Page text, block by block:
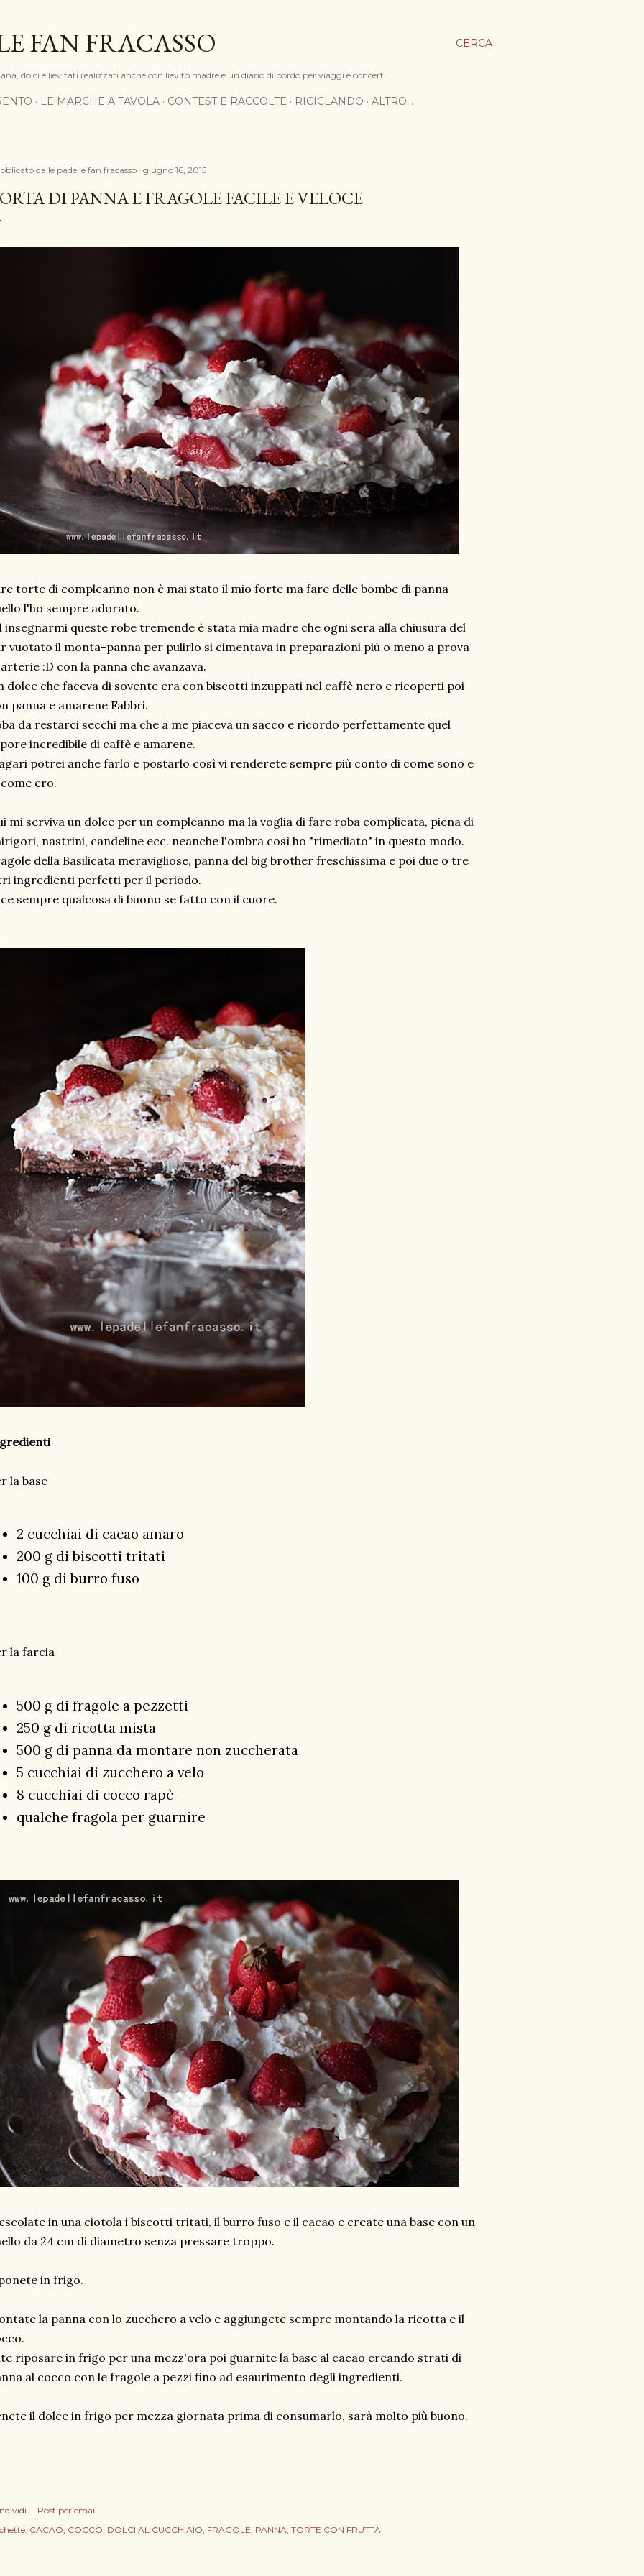
CERCA
FAN FRACASSO
dolci e lievitati realizzati anche con lievito madre e un diario di bordo per viaggi e concerti
LE MARCHE A TAVOLA CONTEST E RACCOLTE RICICLANDO ALTRO…
da le padelle fan fracasso giugno 16, 2015
DI PANNA E FRAGOLE FACILE E VELOCE
torte di compleanno non è mai stato il mio forte ma fare delle bombe di panna
l'ho sempre adorato.
insegnarmi queste robe tremende è stata mia madre che ogni sera alla chiusura del
vuotato il monta-panna per pulirlo si cimentava in preparazioni più o meno a prova
:D con la panna che avanzava.
dolce che faceva di sovente era con biscotti inzuppati nel caffè nero e ricoperti poi
panna e amarene Fabbri.
da restarci secchi ma che a me piaceva un sacco e ricordo perfettamente quel
incredibile di caffè e amarene.
potrei anche farlo e postarlo così vi renderete sempre più conto di come sono e
ero.
mi serviva un dolce per un compleanno ma la voglia di fare roba complicata, piena di
nastrini, candeline ecc. neanche l'ombra così ho "rimediato" in questo modo.
della Basilicata meravigliose, panna del big brother freschissima e poi due o tre
ingredienti perfetti per il periodo.
sempre qualcosa di buono se fatto con il cuore.
la base
2 cucchiai di cacao amaro
200 g di biscotti tritati
100 g di burro fuso
la farcia
500 g di fragole a pezzetti
250 g di ricotta mista
500 g di panna da montare non zuccherata
5 cucchiai di zucchero a velo
8 cucchiai di cocco rapè
qualche fragola per guarnire
in una ciotola i biscotti tritati, il burro fuso e il cacao e create una base con un
da 24 cm di diametro senza pressare troppo.
in frigo.
la panna con lo zucchero a velo e aggiungete sempre montando la ricotta e il
riposare in frigo per una mezz'ora poi guarnite la base al cacao creando strati di
al cocco con le fragole a pezzi fino ad esaurimento degli ingredienti.
il dolce in frigo per mezza giornata prima di consumarlo, sarà molto più buono.
Post per email
CACAO COCCO DOLCI AL CUCCHIAIO FRAGOLE PANNA TORTE CON FRUTTA